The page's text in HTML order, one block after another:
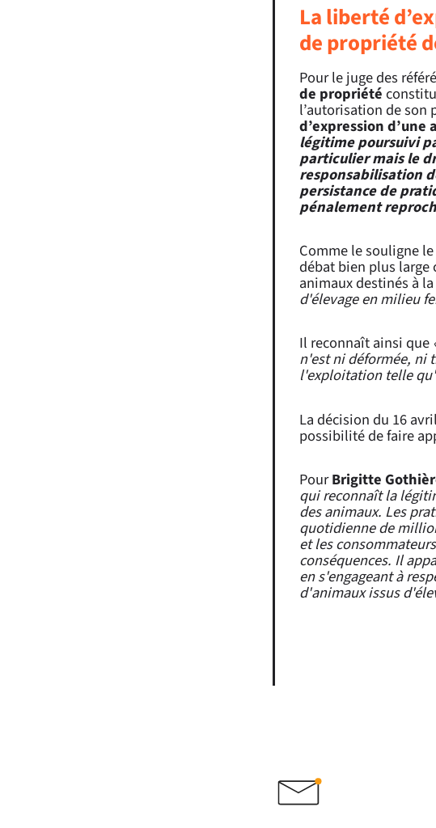
La liberté
de propriété
Pour le juge des
de propriété
l’autorisation de son
d’expression
légitime poursuivi
particulier mais le
responsabilisation
persistance de
pénalement
Comme le souligne
débat bien plus large
animaux destinés à
d'élevage en milieu
Il reconnaît ainsi que
n'est ni déformée, ni
l'exploitation telle
La décision du 16
possibilité de faire
PourBrigitte
qui reconnaît la
des animaux. Les
quotidienne de
et les
conséquences. Il
en s'engageant à
d'animaux issus